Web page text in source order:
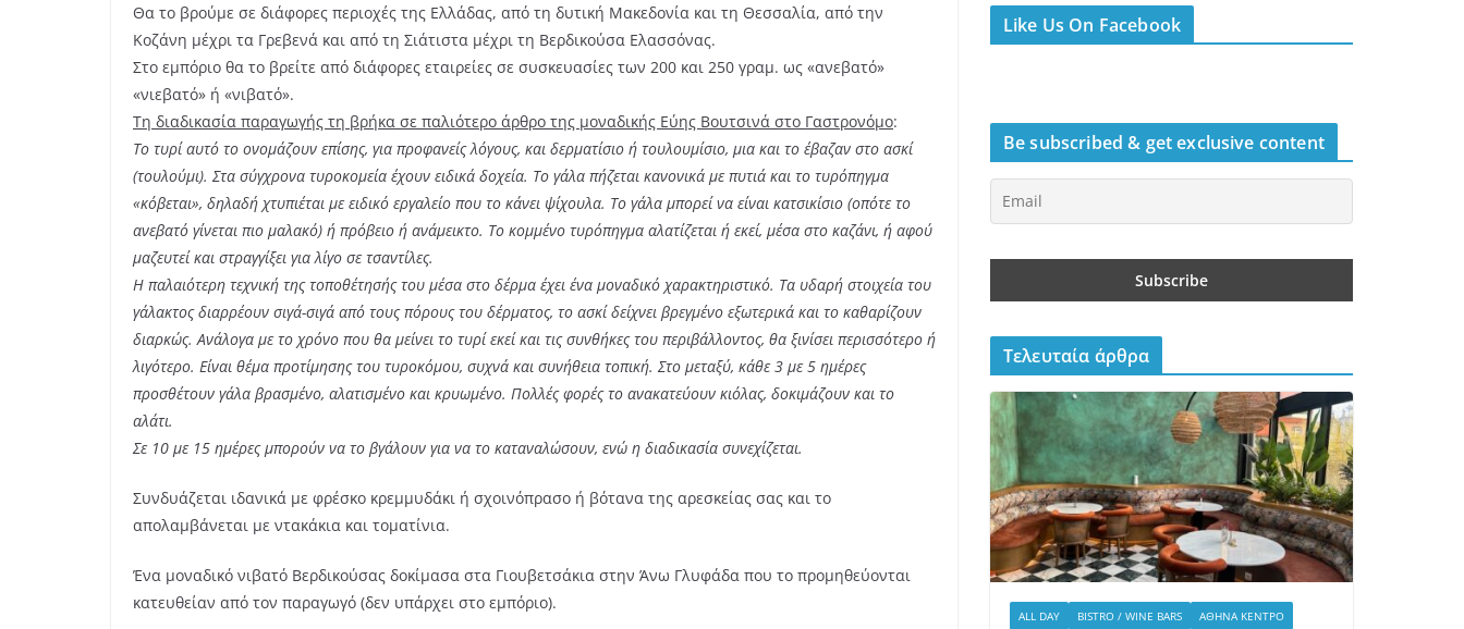
Θα το βρούμε σε διάφορες περιοχές της Ελλάδας, από τη δυτική Μακεδονία και τη Θεσσαλία, από την
Κοζάνη μέχρι τα Γρεβενά και από τη Σιάτιστα μέχρι τη Βερδικούσα Ελασσόνας.
Στο εμπόριο θα το βρείτε από διάφορες εταιρείες σε συσκευασίες των 200 και 250 γραμ. ως «ανεβατό»
«νιεβατό» ή «νιβατό».
Τη διαδικασία παραγωγής τη βρήκα σε παλιότερο άρθρο της μοναδικής Εύης Βουτσινά στο Γαστρονόμο:
Το τυρί αυτό το ονομάζουν επίσης, για προφανείς λόγους, και δερματίσιο ή τουλουμίσιο, μια και το έβαζαν στο ασκί
(τουλούμι). Στα σύγχρονα τυροκομεία έχουν ειδικά δοχεία. Το γάλα πήζεται κανονικά με πυτιά και το τυρόπηγμα
«κόβεται», δηλαδή χτυπιέται με ειδικό εργαλείο που το κάνει ψίχουλα. Το γάλα μπορεί να είναι κατσικίσιο (οπότε το
ανεβατό γίνεται πιο μαλακό) ή πρόβειο ή ανάμεικτο. Το κομμένο τυρόπηγμα αλατίζεται ή εκεί, μέσα στο καζάνι, ή αφού
μαζευτεί και στραγγίξει για λίγο σε τσαντίλες.
Η παλαιότερη τεχνική της τοποθέτησής του μέσα στο δέρμα έχει ένα μοναδικό χαρακτηριστικό. Τα υδαρή στοιχεία του
γάλακτος διαρρέουν σιγά-σιγά από τους πόρους του δέρματος, το ασκί δείχνει βρεγμένο εξωτερικά και το καθαρίζουν
διαρκώς. Ανάλογα με το χρόνο που θα μείνει το τυρί εκεί και τις συνθήκες του περιβάλλοντος, θα ξινίσει περισσότερο ή
λιγότερο. Είναι θέμα προτίμησης του τυροκόμου, συχνά και συνήθεια τοπική. Στο μεταξύ, κάθε 3 με 5 ημέρες
προσθέτουν γάλα βρασμένο, αλατισμένο και κρυωμένο. Πολλές φορές το ανακατεύουν κιόλας, δοκιμάζουν και το
αλάτι.
Σε 10 με 15 ημέρες μπορούν να το βγάλουν για να το καταναλώσουν, ενώ η διαδικασία συνεχίζεται.
Συνδυάζεται ιδανικά με φρέσκο κρεμμυδάκι ή σχοινόπρασο ή βότανα της αρεσκείας σας και το
απολαμβάνεται με ντακάκια και τοματίνια.
Ένα μοναδικό νιβατό Βερδικούσας δοκίμασα στα Γιουβετσάκια στην Άνω Γλυφάδα που το προμηθεύονται
κατευθείαν από τον παραγωγό (δεν υπάρχει στο εμπόριο).
Like Us On Facebook
Be subscribed & get exclusive content
Τελευταία άρθρα
ALL DAY BISTRO / WINE BARS ΑΘΉΝΑ ΚΈΝΤΡΟ